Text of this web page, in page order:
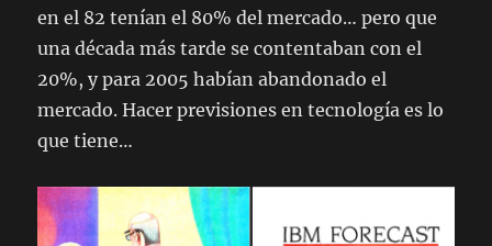
en el 82 tenían el 80% del mercado… pero que
una década más tarde se contentaban con el
20%, y para 2005 habían abandonado el
mercado. Hacer previsiones en tecnología es lo
que tiene…